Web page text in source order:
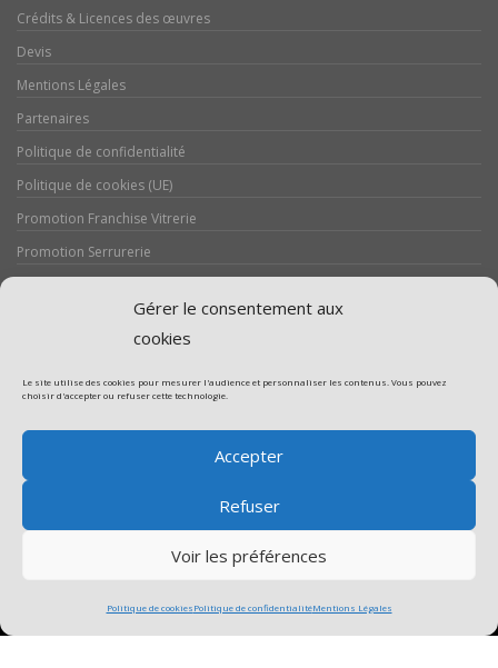
Gérer le consentement aux
cookies
Le site utilise des cookies pour mesurer l'audience et personnaliser les contenus. Vous pouvez
choisir d'accepter ou refuser cette technologie.
Accepter
Refuser
Voir les préférences
Politique de cookiesPolitique de confidentialitéMentions Légales
Crédits & Licences des œuvres
Devis
Mentions Légales
Partenaires
Politique de confidentialité
Politique de cookies (UE)
Promotion Franchise Vitrerie
Promotion Serrurerie